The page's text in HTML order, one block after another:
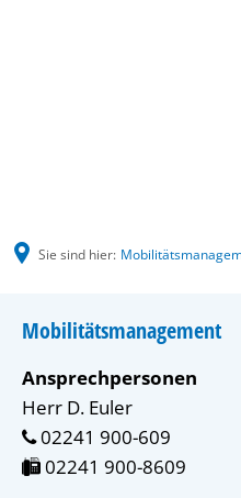
Sie sind hier:
Mobilitätsmanagement
Ansprechpersonen
Herr D. Euler
02241 900-609
02241 900-8609